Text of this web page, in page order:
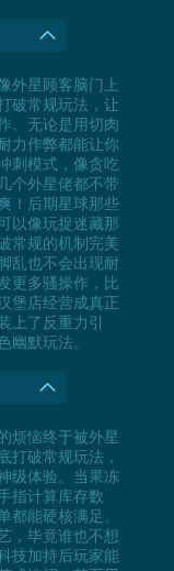
外星顾客脑门上
破常规玩法，让
。无论是用切肉
力作弊都能让你
刺模式，像贪吃
个外星佬都不带
！后期星球那些
以像玩捉迷藏那
常规的机制完美
乱也不会出现耐
更多骚操作，比
堡店经营成真正
上了反重力引
幽默玩法。
烦恼终于被外星
打破常规玩法，
级体验。当果冻
指计算库存数
都能硬核满足。
，毕竟谁也不想
技加持后玩家能